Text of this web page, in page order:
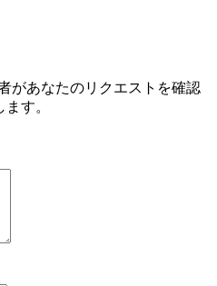
があなたのリクエストを確認
す。